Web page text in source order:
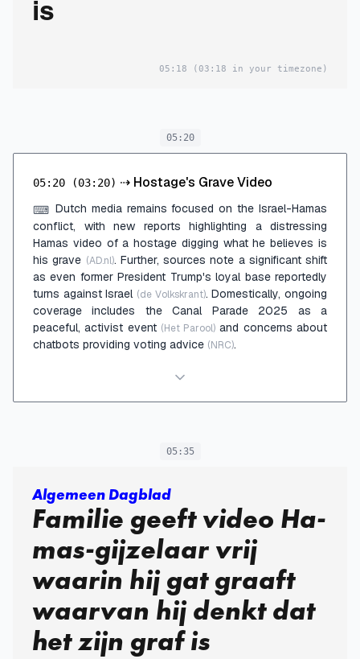
is
05:18 (03:18 in your timezone)
05:20
05:20 (03:20) ⇢ Hostage's Grave Video
⌨ Dutch media remains focused on the Israel-Hamas
conflict, with new reports highlighting a distressing
Hamas video of a hostage digging what he believes is
his grave (AD.nl). Further, sources note a significant shift
as even former President Trump's loyal base reportedly
turns against Israel (de Volkskrant). Domestically, ongoing
coverage includes the Canal Parade 2025 as a
peaceful, activist event (Het Parool) and concerns about
chatbots providing voting advice (NRC).
05:35
Algemeen Dagblad
Familie geeft video Ha­
mas-gijzelaar vrij
waarin hij gat graaft
waarvan hij denkt dat
het zijn graf is